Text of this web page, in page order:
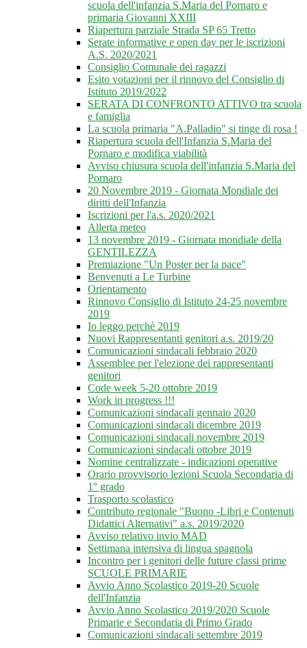
scuola dell'infanzia S.Maria del Pornaro e
primaria Giovanni XXIII
Riapertura parziale Strada SP 65 Tretto
Serate informative e open day per le iscrizioni
A.S. 2020/2021
Consiglio Comunale dei ragazzi
Esito votazioni per il rinnovo del Consiglio di
Istituto 2019/2022
SERATA DI CONFRONTO ATTIVO tra scuola
e famiglia
La scuola primaria "A.Palladio" si tinge di rosa !
Riapertura scuola dell'Infanzia S.Maria del
Pornaro e modifica viabilità
Avviso chiusura scuola dell'infanzia S.Maria del
Pornaro
20 Novembre 2019 - Giornata Mondiale dei
diritti dell'Infanzia
Iscrizioni per l'a.s. 2020/2021
Allerta meteo
13 novembre 2019 - Giornata mondiale della
GENTILEZZA
Premiazione "Un Poster per la pace"
Benvenuti a Le Turbine
Orientamento
Rinnovo Consiglio di Istituto 24-25 novembre
2019
Io leggo perchè 2019
Nuovi Rappresentanti genitori a.s. 2019/20
Comunicazioni sindacali febbraio 2020
Assemblee per l'elezione dei rappresentanti
genitori
Code week 5-20 ottobre 2019
Work in progress !!!
Comunicazioni sindacali gennaio 2020
Comunicazioni sindacali dicembre 2019
Comunicazioni sindacali novembre 2019
Comunicazioni sindacali ottobre 2019
Nomine centralizzate - indicazioni operative
Orario provvisorio lezioni Scuola Secondaria di
1° grado
Trasporto scolastico
Contributo regionale "Buono -Libri e Contenuti
Didattici Alternativi" a.s. 2019/2020
Avviso relativo invio MAD
Settimana intensiva di lingua spagnola
Incontro per i genitori delle future classi prime
SCUOLE PRIMARIE
Avvio Anno Scolastico 2019-20 Scuole
dell'Infanzia
Avvio Anno Scolastico 2019/2020 Scuole
Primarie e Secondaria di Primo Grado
Comunicazioni sindacali settembre 2019